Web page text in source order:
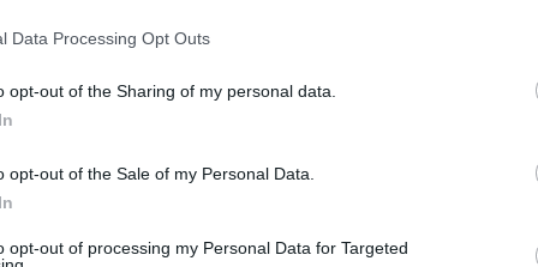
Data Processing Opt Outs
opt-out of the Sharing of my personal data.
opt-out of the Sale of my Personal Data.
opt-out of processing my Personal Data for Targeted
várkapitány Szentgyörgyváry
lett, én pedig a zenét
a koncert jellegű bemutatója, ám most
közel 50–60 szereplővel" –
interjúban .